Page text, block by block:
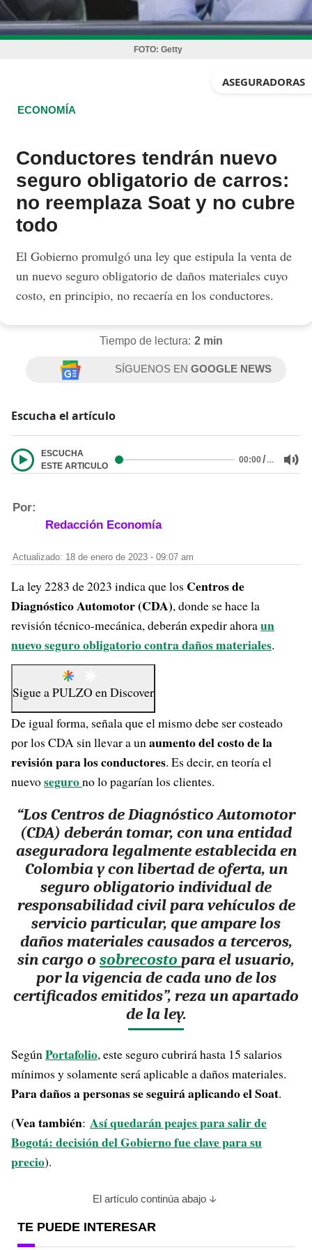
FOTO: Getty
ASEGURADORAS
ECONOMÍA
Conductores tendrán nuevo
seguro obligatorio de carros:
no reemplaza Soat y no cubre
todo
El Gobierno promulgó una ley que estipula la venta de
un nuevo seguro obligatorio de daños materiales cuyo
costo, en principio, no recaería en los conductores.
Tiempo de lectura: 2 min
SÍGUENOS ENGOOGLE NEWS
Escucha el artículo
ESCUCHA
ESTE ARTICULO
00:00/…
Por:
Redacción Economía
Actualizado: 18 de enero de 2023 - 09:07 am
La ley 2283 de 2023 indica que los Centros de
Diagnóstico Automotor (CDA), donde se hace la
revisión técnico-mecánica, deberán expedir ahoraun
nuevo seguro obligatorio contra daños materiales.
Sigue aPULZO enDiscover
De igual forma, señala que el mismo debe ser costeado
por los CDA sin llevar a unaumento del costo de la
revisión para los conductores. Es decir, en teoría el
nuevosegurono lo pagarían los clientes.
“Los Centros de Diagnóstico Automotor
(CDA) deberán tomar, con una entidad
aseguradora legalmente establecida en
Colombia y con libertad de oferta, un
seguro obligatorio individual de
responsabilidad civil para vehículos de
servicio particular, que ampare los
daños materiales causados a terceros,
sin cargo o sobrecosto para el usuario,
por la vigencia de cada uno de los
certificados emitidos”, reza un apartado
de la ley.
SegúnPortafolio, este seguro cubrirá hasta 15 salarios
mínimos y solamente será aplicable a daños materiales.
Para daños a personas se seguirá aplicando el Soat.
(Vea también: Así quedarán peajes para salir de
Bogotá: decisión del Gobierno fue clave para su
precio).
El artículo continúa abajo
TE PUEDE INTERESAR